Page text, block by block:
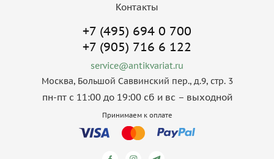
Контакты
+7 (495) 694 0 700
+7 (905) 716 6 122
service@antikvariat.ru
Москва, Большой Саввинский пер., д.9, стр. 3
пн-пт с 11:00 до 19:00 сб и вс – выходной
Принимаем к оплате